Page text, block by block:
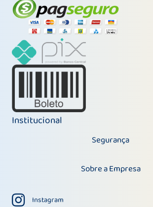
Institucional
Segurança
Sobre a Empresa
InstagramInstagram